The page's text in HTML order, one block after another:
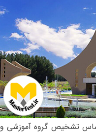
تشخیص گروه آموزشی و